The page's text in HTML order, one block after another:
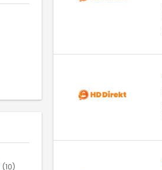
(10)